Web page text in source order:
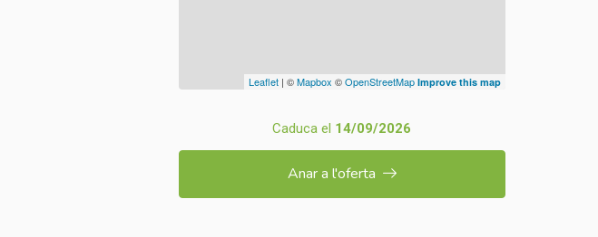
Leaflet| ©Mapbox ©OpenStreetMap Improve this map
Caduca el 14/09/2026
Anar a l'oferta